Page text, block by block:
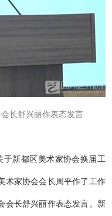
长舒兴丽作表态发言
于新都区美术家协会换届工
术家协会会长周平作了工作
会长舒兴丽作表态发言。新